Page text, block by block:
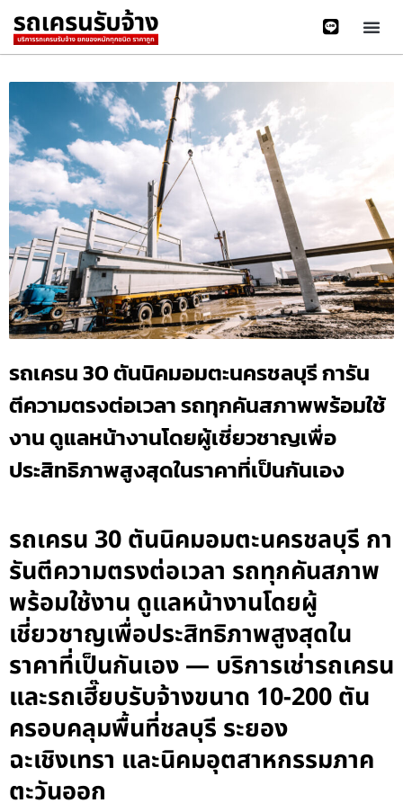
รถเครน 30 ตันนิคมอมตะนครชลบุรี การัน
ตีความตรงต่อเวลา รถทุกคันสภาพพร้อมใช้
งาน ดูแลหน้างานโดยผู้เชี่ยวชาญเพื่อ
ประสิทธิภาพสูงสุดในราคาที่เป็นกันเอง
รถเครน 30 ตันนิคมอมตะนครชลบุรี กา
รันตีความตรงต่อเวลา รถทุกคันสภาพ
พร้อมใช้งาน ดูแลหน้างานโดยผู้
เชี่ยวชาญเพื่อประสิทธิภาพสูงสุดใน
ราคาที่เป็นกันเอง — บริการเช่ารถเครน
และรถเฮี๊ยบรับจ้างขนาด 10-200 ตัน
ครอบคลุมพื้นที่ชลบุรี ระยอง
ฉะเชิงเทรา และนิคมอุตสาหกรรมภาค
ตะวันออก